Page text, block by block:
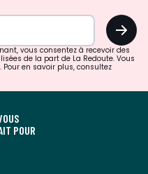
OK
vous consentez à recevoir des
de la part de La Redoute. Vous
en savoir plus, consultez
POUR